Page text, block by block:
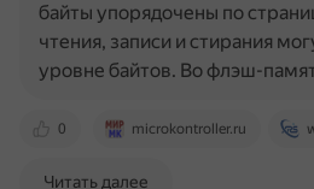
0 microkontroller.ru
байты упорядочены по
чтения, записи и стирания
уровне байтов. Во флэш-
Читать далее